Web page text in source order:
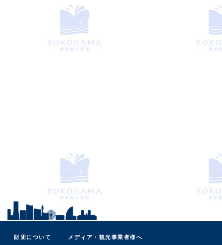
財団について メディア・観光事業者様へ